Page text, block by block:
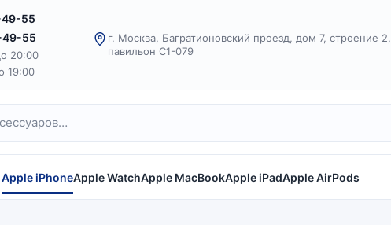
49-55
49-55
20:00
19:00
г. Москва, Багратионовский проезд, дом 7, строение 2,
павильон С1-079
Apple iPhoneApple WatchApple MacBookApple iPadApple AirPods